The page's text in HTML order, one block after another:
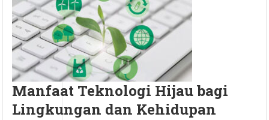
Manfaat Teknologi Hijau bagi
Lingkungan dan Kehidupan